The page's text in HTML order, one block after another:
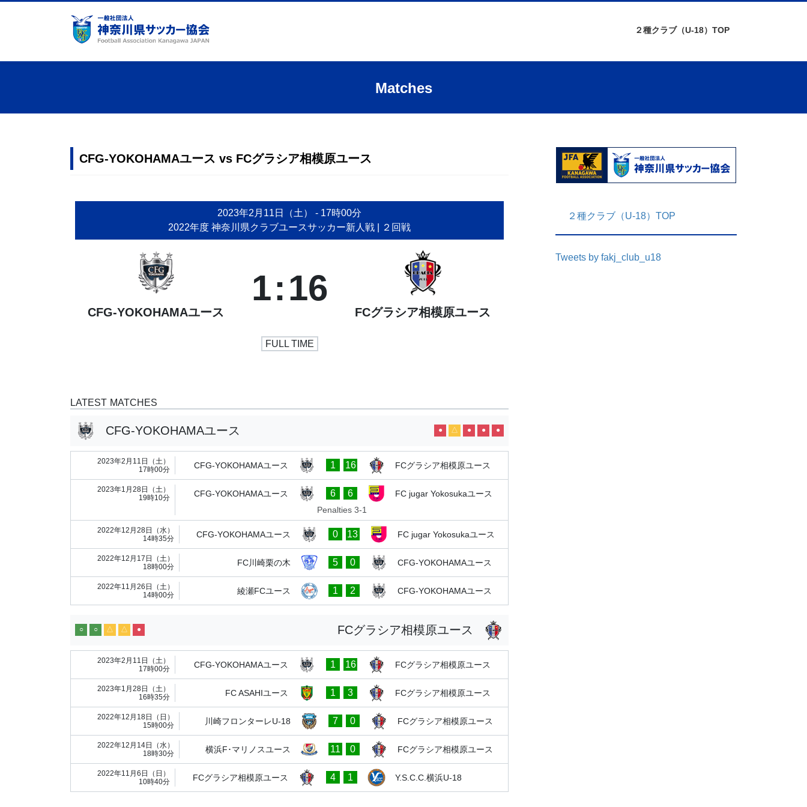
ツ
シ
２種クラブ（U-18）TOP
Matches
CFG-YOKOHAMAユース vs FCグラシア相模原ユース
2023年2月11日（土） - 17時00分
2022年度 神奈川県クラブユースサッカー新人戦
| ２回戦
CFG-YOKOHAMAユース
1:16
FCグラシア相模原ユース
FULL TIME
LATEST MATCHES
CFG-YOKOHAMAユース ● △ ● ● ●
2023年2月11日（土）
17時00分
CFG-YOKOHAMAユース 1 16 FCグラシア相模原ユース
2023年1月28日（土）
19時10分
CFG-YOKOHAMAユース 6 6
​FC jugar Yokosukaユース
Penalties 3-1
2022年12月28日（水）
14時35分
CFG-YOKOHAMAユース 0 13 ​FC jugar Yokosukaユース
2022年12月17日（土）
18時00分
FC川崎栗の木 5 0 CFG-YOKOHAMAユース
2022年11月26日（土）
14時00分
綾瀬FCユース 1 2 CFG-YOKOHAMAユース
FCグラシア相模原ユース
○ ○ △ △ ●
2023年2月11日（土）
17時00分
CFG-YOKOHAMAユース 1 16 FCグラシア相模原ユース
2023年1月28日（土）
16時35分
FC ASAHIユース 1 3 FCグラシア相模原ユース
2022年12月18日（日）
15時00分
川崎フロンターレU-18 7 0 FCグラシア相模原ユース
2022年12月14日（水）
18時30分
横浜F･マリノスユース 11 0 FCグラシア相模原ユース
2022年11月6日（日）
10時40分
FCグラシア相模原ユース 4 1 Y.S.C.C.横浜U-18
２種クラブ（U-18）TOP
Tweets by fakj_club_u18